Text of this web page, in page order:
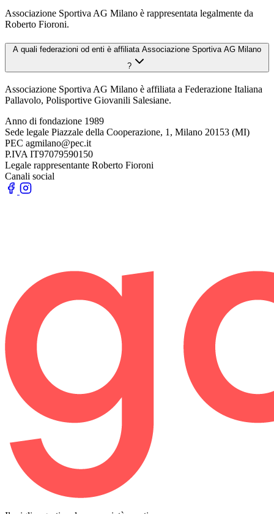
Associazione Sportiva AG Milano è rappresentata legalmente da
Roberto Fioroni.
A quali federazioni od enti è affiliata Associazione Sportiva AG Milano
?
Associazione Sportiva AG Milano è affiliata a Federazione Italiana
Pallavolo, Polisportive Giovanili Salesiane.
Anno di fondazione 1989
Sede legale Piazzale della Cooperazione, 1, Milano 20153 (MI)
PEC agmilano@pec.it
P.IVA IT97079590150
Legale rappresentante Roberto Fioroni
Canali social